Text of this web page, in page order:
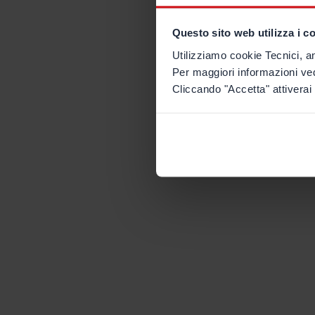
Questo sito web utilizza i
Utilizziamo cookie Tecnici,
Per maggiori informazioni
Cliccando "Accetta"